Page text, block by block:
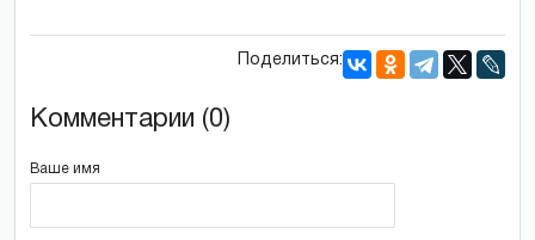
Поделиться:
Комментарии (0)
Ваше имя